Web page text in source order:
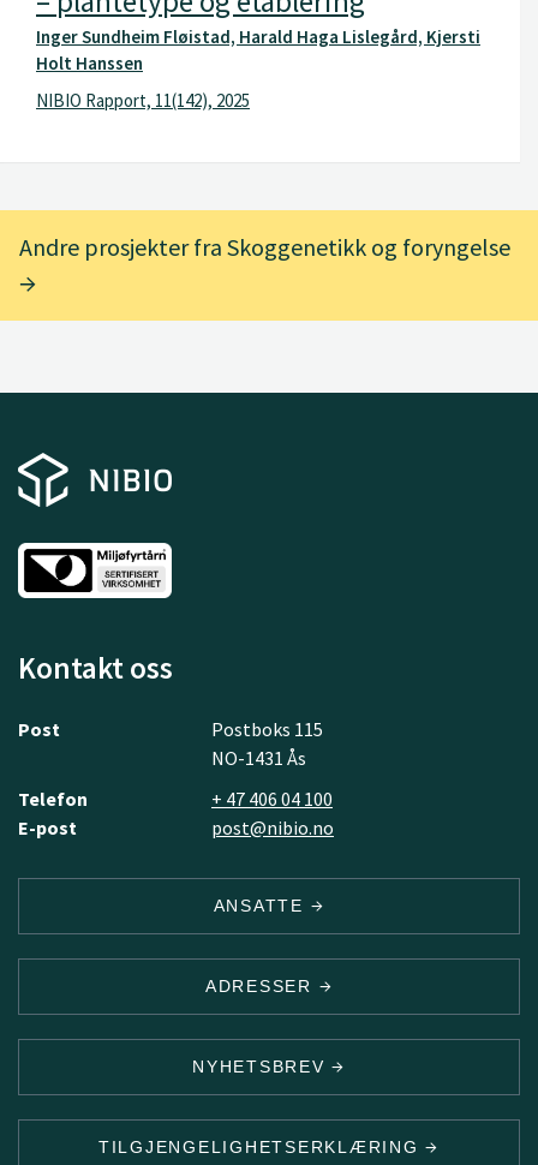
Inger Sundheim Fløistad, Harald Haga Lislegård, Kjersti
Holt Hanssen
NIBIO Rapport, 11(142), 2025
Andre prosjekter fra Skoggenetikk og foryngelse
Kontakt oss
Post
Postboks 115
NO-1431 Ås
Telefon
+ 47 406 04 100
E-post
post@nibio.no
ANSATTE
ADRESSER
NYHETSBREV
TILGJENGELIGHETSERKLÆRING